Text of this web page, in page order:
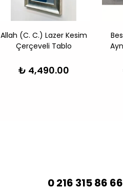
Allah (C. C.) Lazer Kesim
Çerçeveli Tablo
₺ 4,490.00
0 216 315 86 66